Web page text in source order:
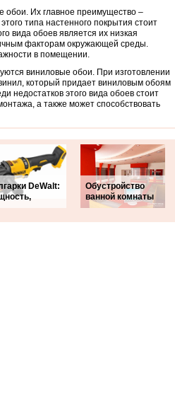
обои. Их главное преимущество –
типа настенного покрытия стоит
вида обоев является их низкая
факторам окружающей среды.
в помещении.
виниловые обои. При изготовлении
который придает виниловым обоям
недостатков этого вида обоев стоит
а также может способствовать
DeWalt:
Обустройство
ванной комнаты